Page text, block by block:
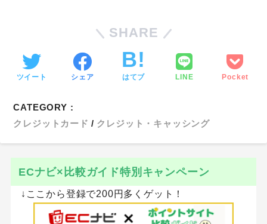
SHARE
ツイート シェア はてブ LINE Pocket
CATEGORY :
クレジットカード
クレジット・キャッシング
ECナビ×比較ガイド特別キャンペーン
↓ここから登録で200円多くゲット！